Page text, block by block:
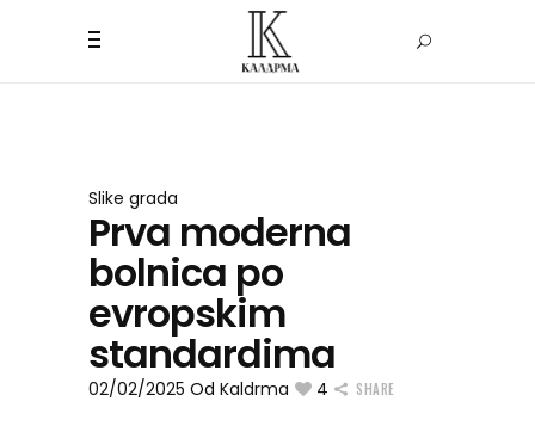
Slike grada
Prva moderna
bolnica po
evropskim
standardima
02/02/2025 Od Kaldrma 4 SHARE